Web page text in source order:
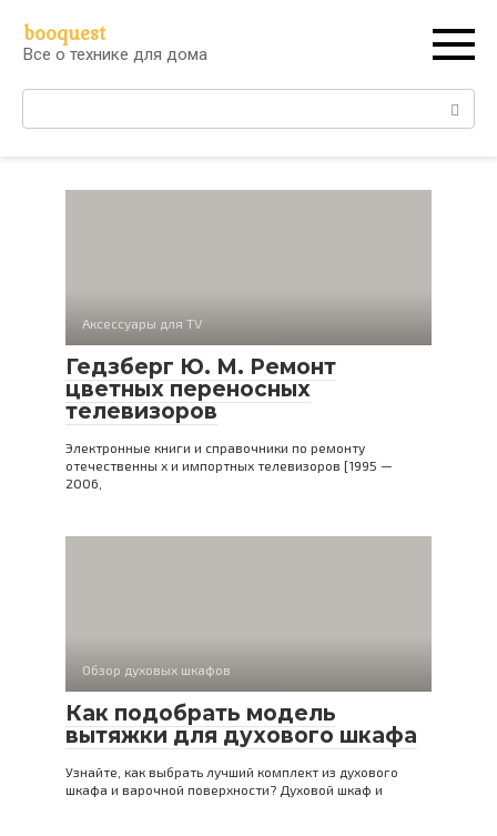
контенту
booquest
Все о технике для дома
Поиск:
Аксессуары для TV
Гедзберг Ю. М. Ремонт
цветных переносных
телевизоров
Электронные книги и справочники по ремонту
отечественны х и импортных телевизоров [1995 —
2006,
Обзор духовых шкафов
Как подобрать модель
вытяжки для духового шкафа
Узнайте, как выбрать лучший комплект из духового
шкафа и варочной поверхности? Духовой шкаф и